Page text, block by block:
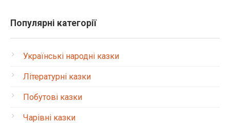
Популярні категорії
Українські народні казки
Літературні казки
Побутові казки
Чарівні казки